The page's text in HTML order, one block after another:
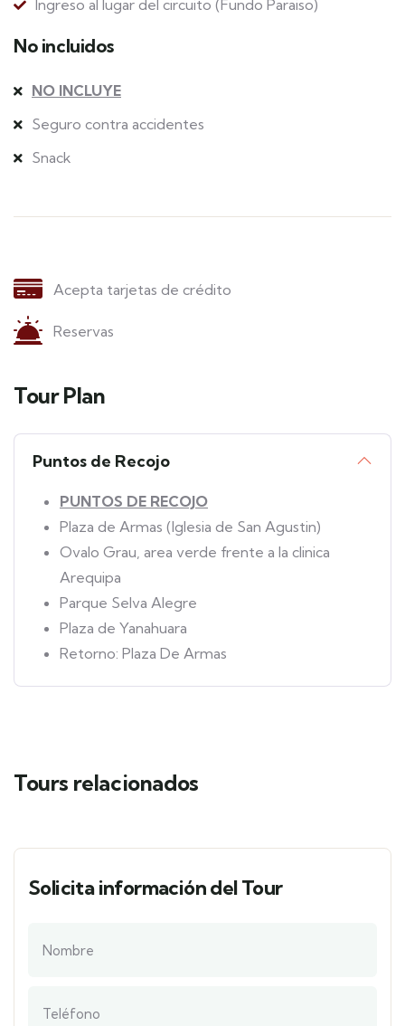
Ingreso al lugar del circuito (Fundo Paraiso)
No incluidos
NO INCLUYE
Seguro contra accidentes
Snack
Acepta tarjetas de crédito
Reservas
Tour Plan
Puntos de Recojo
PUNTOS DE RECOJO
Plaza de Armas (Iglesia de San Agustin)
Ovalo Grau, area verde frente a la clinica
Arequipa
Parque Selva Alegre
Plaza de Yanahuara
Retorno: Plaza De Armas
Tours relacionados
Solicita información del Tour